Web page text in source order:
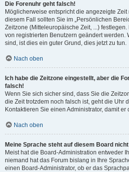
Die Forenuhr geht falsch!
Möglicherweise entspricht die angezeigte
diesem Fall sollten Sie im „Persönlichen
Zeitzone (Mitteleuropäische Zeit, ...)
von registrierten Benutzern geändert werden.
sind, ist dies ein guter Grund, dies jetzt zu tun.
Nach oben
Ich habe die Zeitzone eingestellt, aber die
falsch!
Wenn Sie sich sicher sind, dass Sie die
die Zeit trotzdem noch falsch ist, geht die Uhr
Kontaktieren Sie einen Administrator, damit
Nach oben
Meine Sprache steht auf diesem Board
Meist hat die Board-Administration entweder
niemand hat das Forum bislang in Ihre
einen Board-Administrator, ob er das